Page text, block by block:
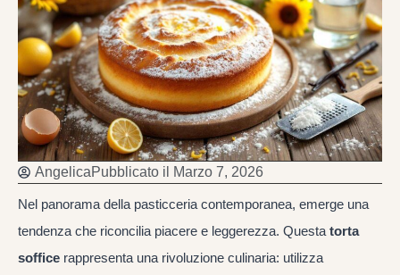
AngelicaPubblicato il Marzo 7, 2026
Nel panorama della pasticceria contemporanea, emerge una
tendenza che riconcilia piacere e leggerezza. Questa torta
soffice rappresenta una rivoluzione culinaria: utilizza